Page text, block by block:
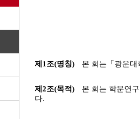
제1조(명칭) 본 회는「광운
제2조(목적)
본 회는 학문연
다.